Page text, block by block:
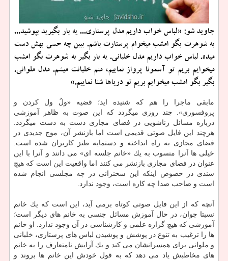
جاوید شو: «لباس خواب داریم مدل پرستاری... یه بار بگیرید بپوشید...
به شوهرت بگو امشب میخوام پرستارت باشم. ببین چه حسی بهش دست
میده. لباس خواب داریم مدل خلبانی. یه بار بگیر به شوهرت بگو امشب
میخوایم بریم تو آسمونا پرواز نماییم، منم خلبانت میشم. مدل ملوانی.
بگیر بگو امشب میخوایم بریم تو دریاها شنا نماییم.»
مابقی ماجرا را هم كه شنیده اید؛ قضیه «ولُ ول كردن و
پروفسوری». چند روزی میگردد كه این صوت به ظاهر آموزشی
درباره مسائل زناشویی در فضای مجازی دست به دست میگردد.
هرچند این فایل صوتی قدیمی است اما بازنشر آن، موج جدیدی در
فضای مجازی به راه انداخته و دستمایه طنز كاربران شده است.
خیلی ها آنرا منسوب به یك «خانم جلسه ای» می دانند و آنرا با این
عنوان در فضای مجازی بازنشر می كنند اما واقعیت این است كه هیچ
سندی در خصوص اینكه این سخنرانی در چه مجلسی انجام شده
است و صاحب صدا چه كاره است، وجود ندارد.
آنچه كه از این فایل صوتی كوتاه برمی آید، این است كه یك خانم
نسبتا جوان، در حال آموزش مسائل جنسی به خانم های دیگر است؛
آموزشی كه هیچ گزاره علمی و كارشناسی در آن وجود ندارد. او خانم
ها را ترغیب به تنوع در پوشش و پوشیدن لباس های پرستاری، خلبانی
و ملوانی برای همسرانشان می كند و یك آرایش نامتعارف را به خانم
های مخاطبش یاد می دهد كه به قول خودش این خانم ها بروند و